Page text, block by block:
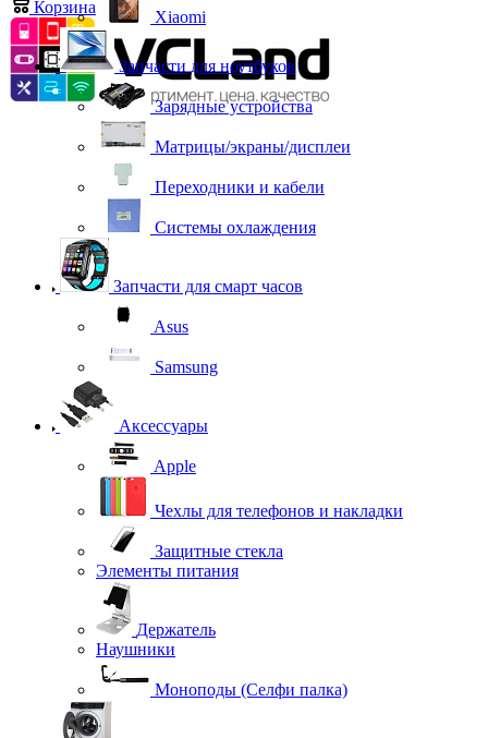
Корзина
Xiaomi
Запчасти для ноутбуков
Зарядные устройства
Матрицы/экраны/дисплеи
Переходники и кабели
Системы охлаждения
Запчасти для смарт часов
Asus
Samsung
Аксессуары
Apple
Чехлы для телефонов и накладки
Защитные стекла
Элементы питания
Держатель
Наушники
Моноподы (Селфи палка)